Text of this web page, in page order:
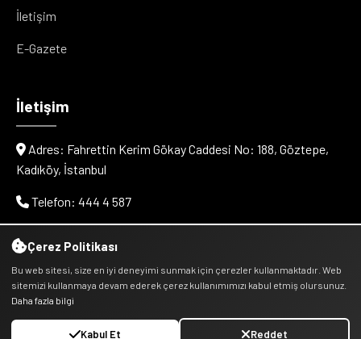
İletişim
E-Gazete
İletişim
Adres: Fahrettin Kerim Gökay Caddesi No: 188, Göztepe,
Kadıköy, İstanbul
Telefon: 444 4 587
© 2025 Cityvenn Kentsel Dönüşüm Hizmetleri - Kentder.tr -
Yönetim Kurulu üyesidir. Tüm hakları saklıdır.
Çerez Politikası
Bu web sitesi, size en iyi deneyimi sunmak için çerezler kullanmaktadır. Web
sitemizi kullanmaya devam ederek çerez kullanımımızı kabul etmiş olursunuz.
Daha fazla bilgi
Kabul Et Reddet